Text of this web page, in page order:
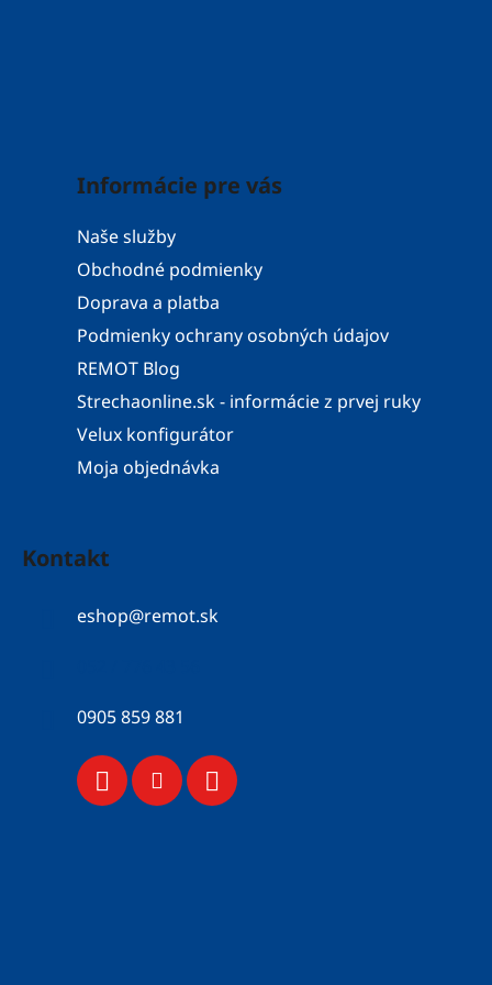
Informácie pre vás
Naše služby
Obchodné podmienky
Doprava a platba
Podmienky ochrany osobných údajov
REMOT Blog
Strechaonline.sk - informácie z prvej ruky
Velux konfigurátor
Moja objednávka
Kontakt
eshop@remot.sk
0905 859 881